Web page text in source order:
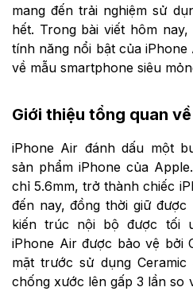
mang đến trải nghiệm sử
hết. Trong bài viết hôm
tính năng nổi bật của
về mẫu smartphone siêu
Giới thiệu tổng quan
iPhone Air đánh dấu một
sản phẩm iPhone của
chỉ 5.6mm, trở thành chiếc
đến nay, đồng thời giữ
kiến trúc nội bộ được tối
iPhone Air được bảo vệ bởi
mặt trước sử dụng
chống xước lên gấp 3 lần so